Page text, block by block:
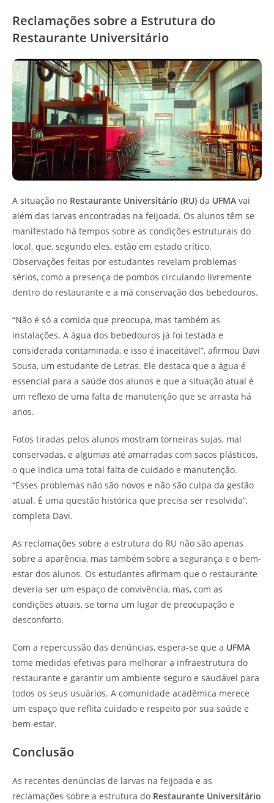
Reclamações sobre a Estrutura do
Restaurante Universitário
A situação no Restaurante Universitário (RU) da UFMA vai
além das larvas encontradas na feijoada. Os alunos têm se
manifestado há tempos sobre as condições estruturais do
local, que, segundo eles, estão em estado crítico.
Observações feitas por estudantes revelam problemas
sérios, como a presença de pombos circulando livremente
dentro do restaurante e a má conservação dos bebedouros.
“Não é só a comida que preocupa, mas também as
instalações. A água dos bebedouros já foi testada e
considerada contaminada, e isso é inaceitável”, afirmou Davi
Sousa, um estudante de Letras. Ele destaca que a água é
essencial para a saúde dos alunos e que a situação atual é
um reflexo de uma falta de manutenção que se arrasta há
anos.
Fotos tiradas pelos alunos mostram torneiras sujas, mal
conservadas, e algumas até amarradas com sacos plásticos,
o que indica uma total falta de cuidado e manutenção.
“Esses problemas não são novos e não são culpa da gestão
atual. É uma questão histórica que precisa ser resolvida”,
completa Davi.
As reclamações sobre a estrutura do RU não são apenas
sobre a aparência, mas também sobre a segurança e o bem-
estar dos alunos. Os estudantes afirmam que o restaurante
deveria ser um espaço de convivência, mas, com as
condições atuais, se torna um lugar de preocupação e
desconforto.
Com a repercussão das denúncias, espera-se que a UFMA
tome medidas efetivas para melhorar a infraestrutura do
restaurante e garantir um ambiente seguro e saudável para
todos os seus usuários. A comunidade acadêmica merece
um espaço que reflita cuidado e respeito por sua saúde e
bem-estar.
Conclusão
As recentes denúncias de larvas na feijoada e as
reclamações sobre a estrutura do Restaurante Universitário